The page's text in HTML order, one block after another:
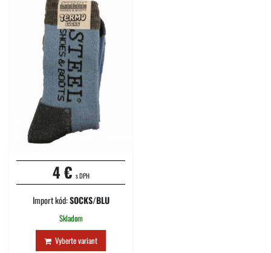
4 € s DPH
Import kód:SOCKS/BLU
Skladom
Vyberte variant